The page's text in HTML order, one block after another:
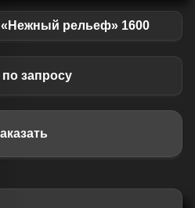
«Нежный рельеф» 1600
по запросу